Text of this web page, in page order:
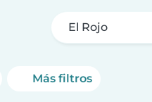
El Rojo
Más filtros